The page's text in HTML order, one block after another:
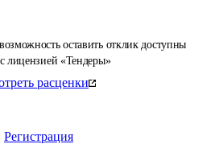
оставить отклик доступны
лицензией «Тендеры»
расценки
Регистрация